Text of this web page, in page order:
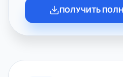
ПОЛУЧИТЬ